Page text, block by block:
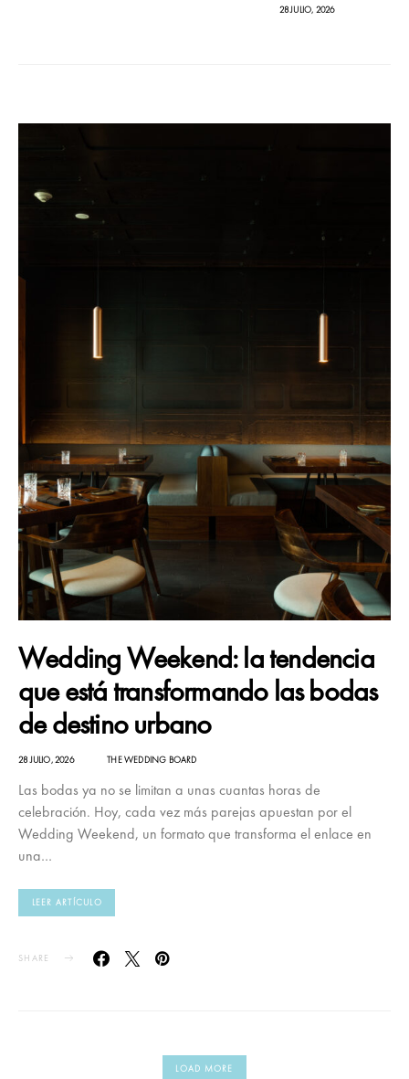
28 JULIO, 2026
Wedding Weekend: la tendencia
que está transformando las bodas
de destino urbano
28 JULIO, 2026 THE WEDDING BOARD
Las bodas ya no se limitan a unas cuantas horas de
celebración. Hoy, cada vez más parejas apuestan por el
Wedding Weekend, un formato que transforma el enlace en
una…
LEER ARTÍCULO
SHARE
LOAD MORE